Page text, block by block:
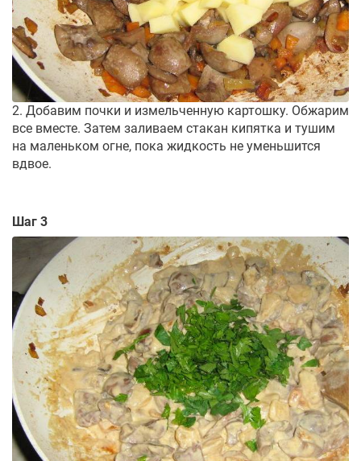
2. Добавим почки и измельченную картошку. Обжарим
все вместе. Затем заливаем стакан кипятка и тушим
на маленьком огне, пока жидкость не уменьшится
вдвое.
Шаг 3